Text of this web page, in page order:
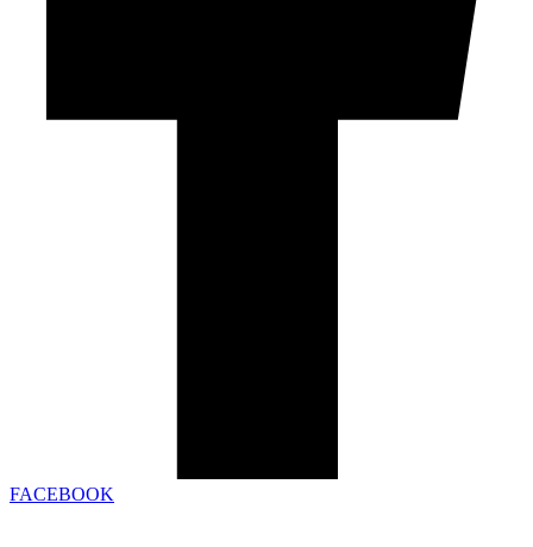
FACEBOOK